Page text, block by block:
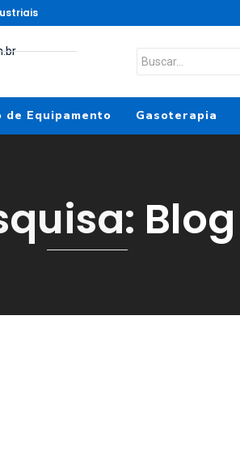
de Equipamento Gasoterapia
Blog